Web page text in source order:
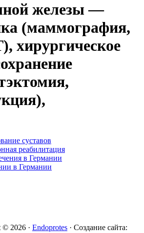
железы —
(маммография,
хирургическое
суставов
реабилитация
в Германии
в Германии
© 2026 · Endoprotes · Создание сайта: